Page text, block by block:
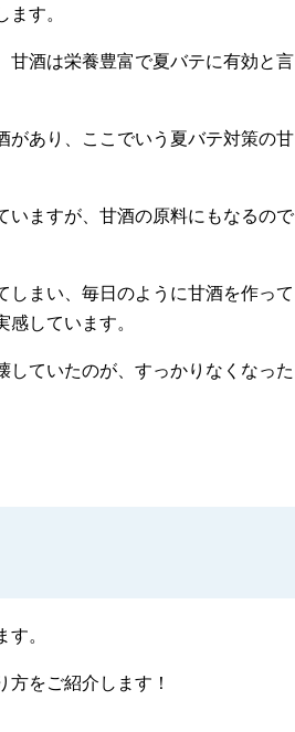
す。
甘酒は栄養豊富で夏バテに有効と言
があり、ここでいう夏バテ対策の甘
いますが、甘酒の原料にもなるので
まい、毎日のように甘酒を作って
しています。
していたのが、すっかりなくなった
。
をご紹介します！